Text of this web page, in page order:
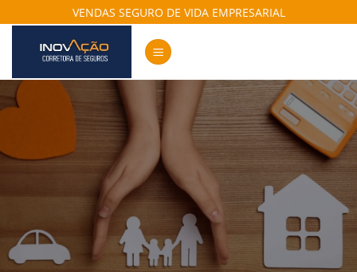
to
content
VENDAS SEGURO DE VIDA EMPRESARIAL